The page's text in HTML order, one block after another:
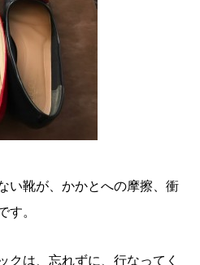
い靴が、かかとへの摩擦、衝
す。
クは、忘れずに、行なってく